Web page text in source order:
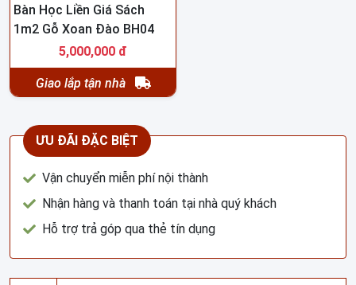
Bàn Học Liền Giá Sách
1m2 Gỗ Xoan Đào BH04
5,000,000 đ
Giao lắp tận nhà
ƯU ĐÃI ĐẶC BIỆT
Vận chuyển miễn phí nội thành
Nhận hàng và thanh toán tại nhà quý khách
Hỗ trợ trả góp qua thẻ tín dụng